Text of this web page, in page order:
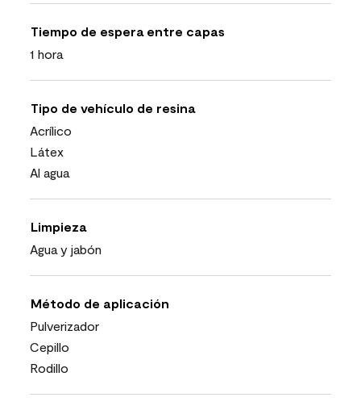
Tiempo de espera entre capas
1 hora
Tipo de vehículo de resina
Acrílico
Látex
Al agua
Limpieza
Agua y jabón
Método de aplicación
Pulverizador
Cepillo
Rodillo